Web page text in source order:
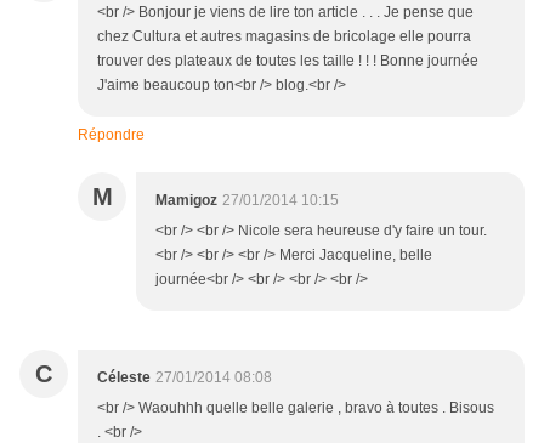
<br /> Bonjour je viens de lire ton article . . . Je pense que
chez Cultura et autres magasins de bricolage elle pourra
trouver des plateaux de toutes les taille ! ! ! Bonne journée
J'aime beaucoup ton<br /> blog.<br />
Répondre
M Mamigoz 27/01/2014 10:15
<br /> <br /> Nicole sera heureuse d'y faire un tour.
<br /> <br /> <br /> Merci Jacqueline, belle
journée<br /> <br /> <br /> <br />
C Céleste 27/01/2014 08:08
<br /> Waouhhh quelle belle galerie , bravo à toutes . Bisous
. <br />